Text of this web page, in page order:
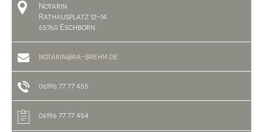
Notarin
Rathausplatz 12-14
65760 Eschborn
notarin@ra-brehm.de
06196 77 77 455
06196 77 77 454